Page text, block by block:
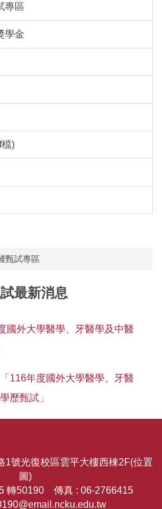
專區
學金
)
甄試專區
最新消息
國外大學醫學、牙醫學及中醫
116年度國外大學醫學、牙醫
歷甄試」
:::
1號光復校區雲平大樓西棟2F(位置
圖)
轉50190 傳真 : 06-2766415